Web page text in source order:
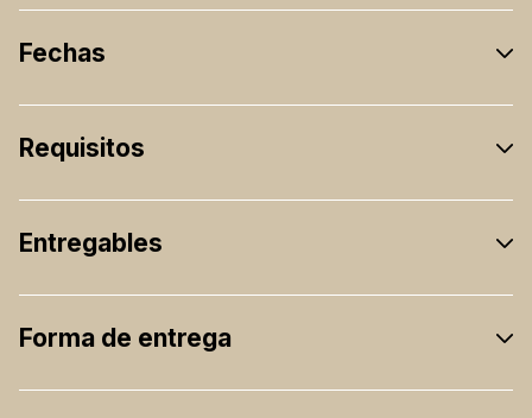
Fechas
Requisitos
Entregables
Forma de entrega